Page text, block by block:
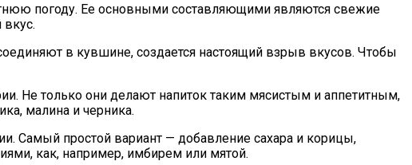
погоду. Ее основными составляющими являются свежие
в кувшине, создается настоящий взрыв вкусов. Чтобы
Не только они делают напиток таким мясистым и аппетитным,
малина и черника.
Самый простой вариант — добавление сахара и корицы,
как, например, имбирем или мятой.